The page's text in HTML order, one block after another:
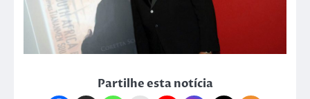
Partilhe esta notícia